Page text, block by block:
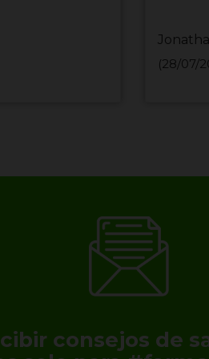
(28/07/
consejos de